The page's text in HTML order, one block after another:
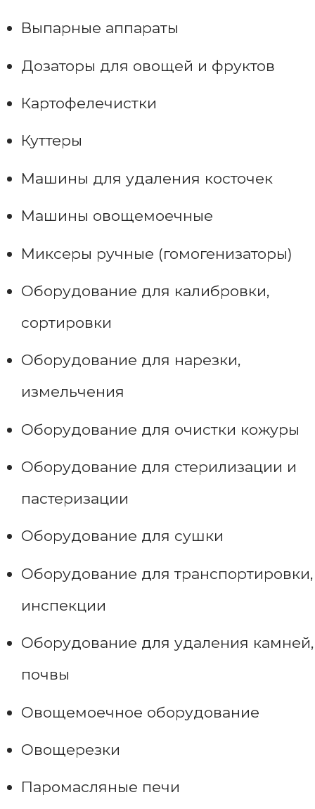
Выпарные аппараты
Дозаторы для овощей и фруктов
Картофелечистки
Куттеры
Машины для удаления косточек
Машины овощемоечные
Миксеры ручные (гомогенизаторы)
Оборудование для калибровки,
сортировки
Оборудование для нарезки,
измельчения
Оборудование для очистки кожуры
Оборудование для стерилизации и
пастеризации
Оборудование для сушки
Оборудование для транспортировки,
инспекции
Оборудование для удаления камней,
почвы
Овощемоечное оборудование
Овощерезки
Паромасляные печи